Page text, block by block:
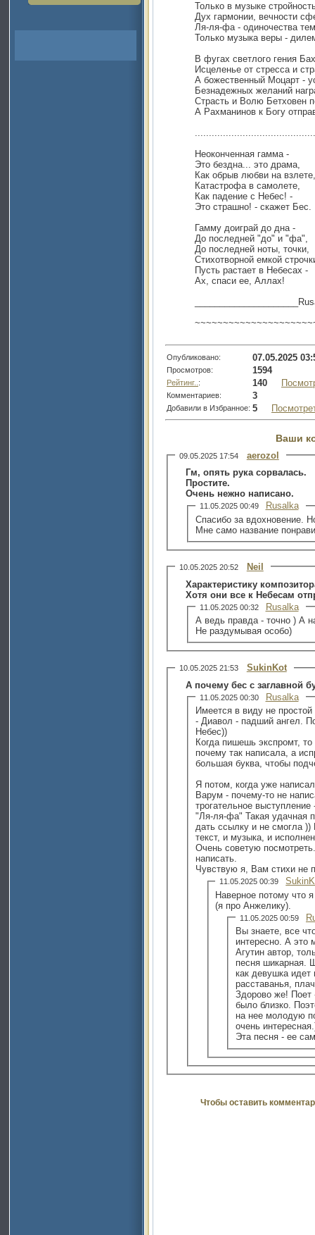
Только в музыке
Дух гармонии, вечности
Ля-ля-фа - одиночества
Только музыка веры -
В фугах светлого гения
Исцеленье от стресса и
А божественный Моцарт -
Безнадежных желаний
Страсть и Волю Бетховен
А Рахманинов к Богу
Неоконченная гамма -
Это бездна... это драма,
Как обрыв любви на взлете,
Катастрофа в самолете,
Как падение с Небес! -
Это страшно! - скажет Бес.
Гамму доиграй до дна -
До последней "до" и "фа",
До последней ноты, точки,
Стихотворной емкой
Пусть растает в Небесах -
Ах, спаси ее, Аллах!
Опубликовано: 07.05.2025
Просмотров: 1594
Рейтинг.. : 140
Комментариев: 3
Добавили в Избранное: 5
Ваши
09.05.2025 17:54
aerozol
Гм, опять рука сорвалась.
Простите.
Очень нежно написано.
11.05.2025 00:49
Rusalka
Спасибо за вдохновение.
Мне само название
10.05.2025 20:52
Neil
Характеристику
Хотя они все к Небесам
11.05.2025 00:32
Rusalka
А ведь правда - точно ) А
Не раздумывая особо)
10.05.2025 21:53
SukinKot
А почему бес с заглавной
11.05.2025 00:30
Rusalka
Имеется в виду не простой
- Диавол - падший ангел.
Небес))
Когда пишешь экспромт,
почему так написала, а
большая буква, чтобы
Я потом, когда уже
Варум - почему-то не
трогательное
"Ля-ля-фа" Такая удачная песня и ее выступление. Хотела
дать ссылку и не смогла ))
текст, и музыка, и
Очень советую
написать.
Чувствую я, Вам стихи не
11.05.2025 00:39
Наверное потому что
(я про Анжелику).
11.05.2025 00:59
Вы знаете, все
интересно. А это
Агутин автор,
песня шикарная.
как девушка
расставанья,
Здорово же! Поет
было близко.
на нее молодую
очень
Эта песня - ее
Чтобы оставить